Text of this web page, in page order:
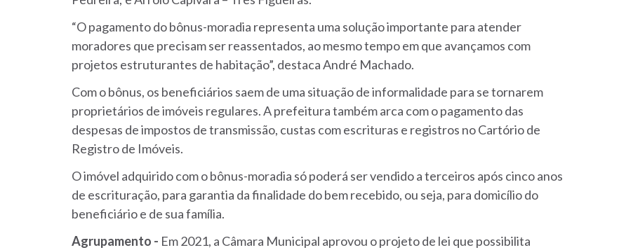
“O pagamento do bônus-moradia representa uma solução importante para atender
moradores que precisam ser reassentados, ao mesmo tempo em que avançamos com
projetos estruturantes de habitação”, destaca André Machado.
Com o bônus, os beneficiários saem de uma situação de informalidade para se tornarem
proprietários de imóveis regulares. A prefeitura também arca com o pagamento das
despesas de impostos de transmissão, custas com escrituras e registros no Cartório de
Registro de Imóveis.
O imóvel adquirido com o bônus-moradia só poderá ser vendido a terceiros após cinco anos
de escrituração, para garantia da finalidade do bem recebido, ou seja, para domicílio do
beneficiário e de sua família.
Agrupamento - Em 2021, a Câmara Municipal aprovou o projeto de lei que possibilita